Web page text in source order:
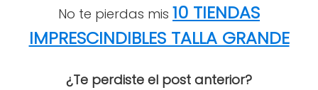
No te pierdas mis 10 TIENDAS
IMPRESCINDIBLES TALLA GRANDE
¿Te perdiste el post anterior?